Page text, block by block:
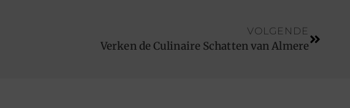
VOLGENDE
Verken de Culinaire Schatten van Almere